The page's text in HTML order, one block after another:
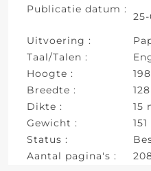
Publicatie datum :
Uitvoering :
Taal/Talen :
Hoogte :
Breedte :
Dikte :
15
Gewicht :
Status :
Aantal pagina's :